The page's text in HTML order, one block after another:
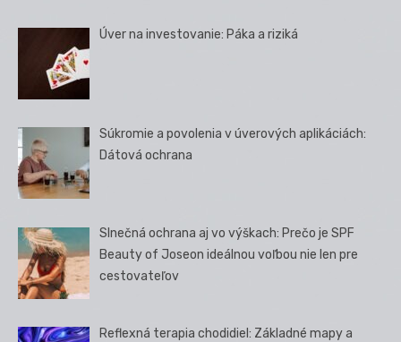
Úver na investovanie: Páka a riziká
Súkromie a povolenia v úverových aplikáciách:
Dátová ochrana
Slnečná ochrana aj vo výškach: Prečo je SPF
Beauty of Joseon ideálnou voľbou nie len pre
cestovateľov
Reflexná terapia chodidiel: Základné mapy a